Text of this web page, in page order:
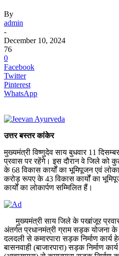
By
admin
-
December 10, 2024
76
0
Facebook
Twitter
Pinterest
WhatsApp
उत्तर बस्तर कांकेर
मुख्यमंत्री विष्णुदेव साय बुधवार 11
प्रवास पर रहेंगे। इस दौरान वे जिले को
के 68 विकास कार्यों का भूमिपूजन एवं
करोड़ रूपए के 43 विकास कार्यों का
कार्यों का लोकार्पण सम्मिलित हैं।
मुख्यमंत्री साय जिले के पखांजूर प्रवास
अंतर्गत प्रधानमंत्री ग्राम सड़क योजना
दलदली से कमारपारा सड़क निर्माण कार्य
बासनवाही (बाजारपारा) सड़क निर्माण